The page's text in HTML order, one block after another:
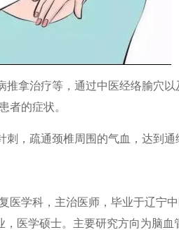
拿治疗等，通过中医经络腧穴以
者的症状。
，疏通颈椎周围的气血，达到通
学科，主治医师，毕业于辽宁中
，医学硕士。主要研究方向为脑血